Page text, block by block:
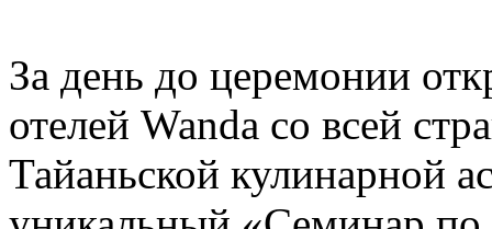
За день до церемонии
отелей Wanda со всей
Тайаньской кулинарной